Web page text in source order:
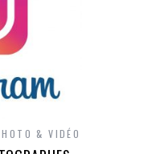
& VIDÉO